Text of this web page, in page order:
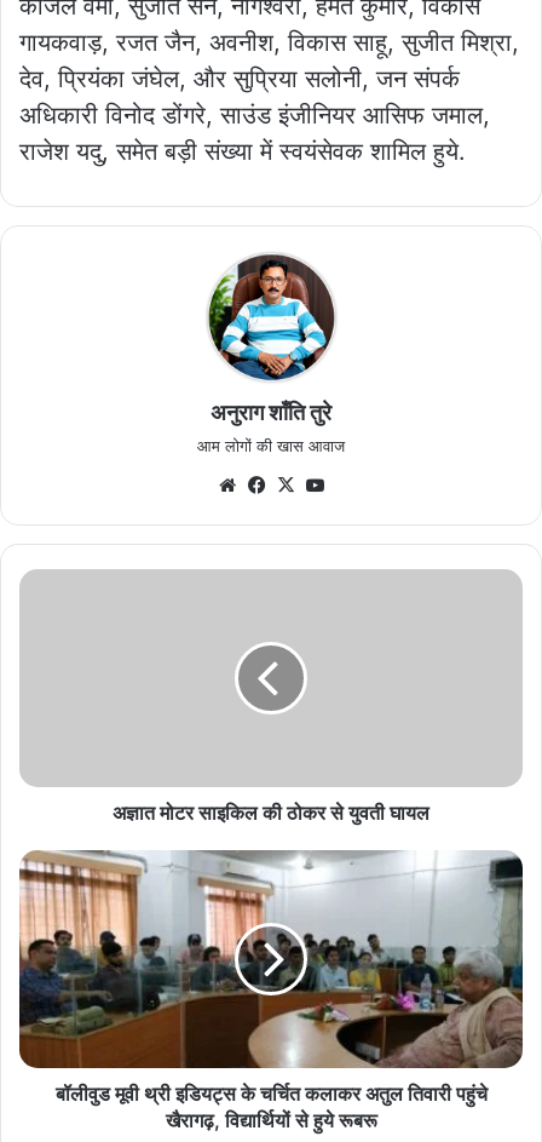
काजल वर्मा, सुजीत सेन, नागेश्वरी, हेमंत कुमार, विकास
गायकवाड़, रजत जैन, अवनीश, विकास साहू, सुजीत मिश्रा,
देव, प्रियंका जंघेल, और सुप्रिया सलोनी, जन संपर्क
अधिकारी विनोद डोंगरे, साउंड इंजीनियर आसिफ जमाल,
राजेश यदु, समेत बड़ी संख्या में स्वयंसेवक शामिल हुये.
अनुराग शाँति तुरे
आम लोगों की खास आवाज
WebsiteFacebook
X
अज्ञात
अज्ञात मोटर साइकिल की ठोकर से युवती घायल
बॉलीवुड
मूवी
थ्री
इडियट्स
के
चर्चित
कलाकर
अतुल
तिवारी
बॉलीवुड मूवी थ्री इडियट्स के चर्चित कलाकर अतुल तिवारी पहुंचे
खैरागढ़, विद्यार्थियों से हुये रूबरू